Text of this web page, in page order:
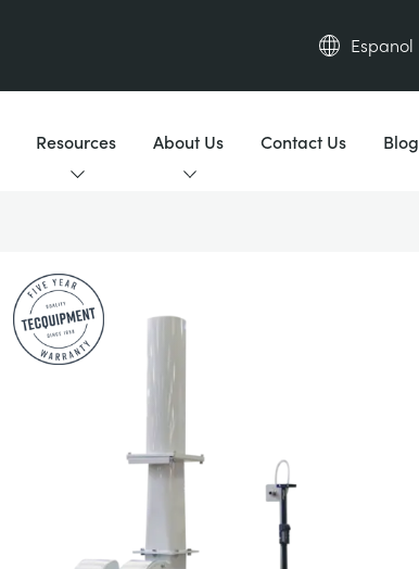
Espanol
Deutsch (de)
Resources About Us Contact Us Blog